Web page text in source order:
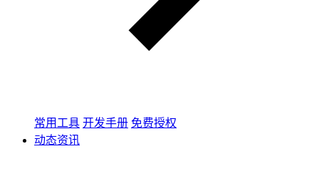
常用工具 开发手册 免费授权
动态资讯